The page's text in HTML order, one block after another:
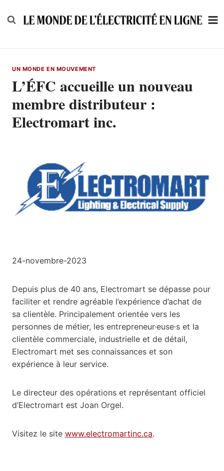
to
UN MONDE EN MOUVEMENT
L’ÉFC accueille un nouveau
membre distributeur :
Electromart inc.
24-novembre-2023
Depuis plus de 40 ans, Electromart se dépasse pour
faciliter et rendre agréable l’expérience d’achat de
sa clientèle. Principalement orientée vers les
personnes de métier, les entrepreneur·euse·s et la
clientèle commerciale, industrielle et de détail,
Electromart met ses connaissances et son
expérience à leur service.
Le directeur des opérations et représentant officiel
d’Electromart est Joan Orgel.
Visitez le site www.electromartinc.ca.